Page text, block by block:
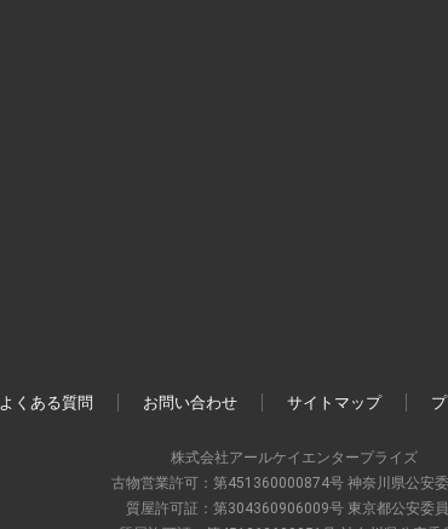
よくある質問 お問い合わせ サイトマップ
株式会社アールケイエンタープライズ
古物営業許可：第451360000874号 神奈川県公安
質屋許可証：第304360906009号 東京都公安委